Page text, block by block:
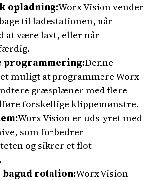
opladning:Worx Vision vender
til ladestationen, når
at være lavt, eller når
programmering:Denne
muligt at programmere Worx
græsplæner med flere
forskellige klippemønstre.
Worx Vision er udstyret med
som forbedrer
og sikrer et flot
bagud rotation:Worx Vision